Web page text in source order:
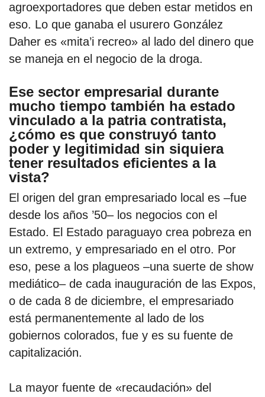
agroexportadores que deben estar metidos en
eso. Lo que ganaba el usurero González
Daher es «mita’i recreo» al lado del dinero que
se maneja en el negocio de la droga.
Ese sector empresarial durante
mucho tiempo también ha estado
vinculado a la patria contratista,
¿cómo es que construyó tanto
poder y legitimidad sin siquiera
tener resultados eficientes a la
vista?
El origen del gran empresariado local es –fue
desde los años ’50– los negocios con el
Estado. El Estado paraguayo crea pobreza en
un extremo, y empresariado en el otro. Por
eso, pese a los plagueos –una suerte de show
mediático– de cada inauguración de las Expos,
o de cada 8 de diciembre, el empresariado
está permanentemente al lado de los
gobiernos colorados, fue y es su fuente de
capitalización.
La mayor fuente de «recaudación» del